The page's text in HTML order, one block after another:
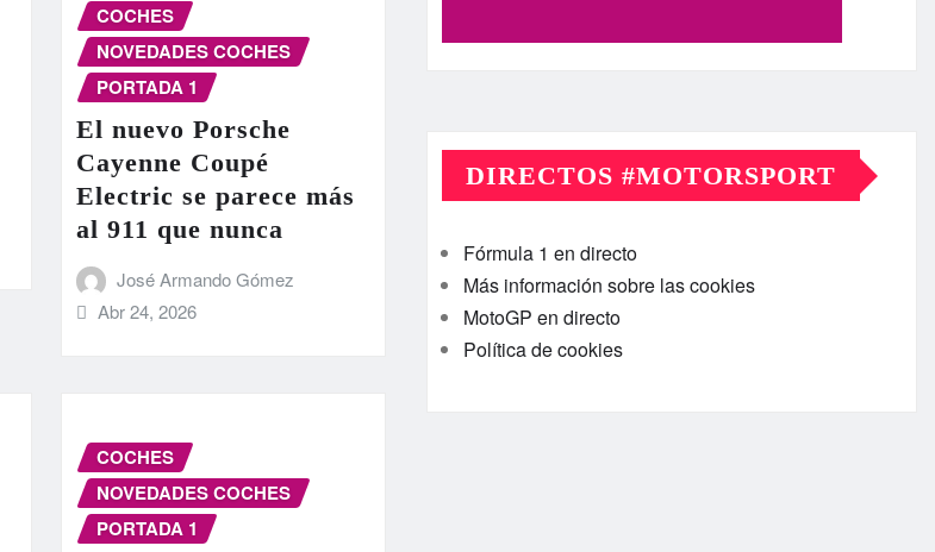
COCHES
NOVEDADES COCHES
PORTADA 1
El nuevo Porsche
Cayenne Coupé
Electric se parece más
al 911 que nunca
José Armando Gómez
Abr 24, 2026
COCHES
NOVEDADES COCHES
PORTADA 1
DIRECTOS #MOTORSPORT
Fórmula 1 en directo
Más información sobre las cookies
MotoGP en directo
Política de cookies